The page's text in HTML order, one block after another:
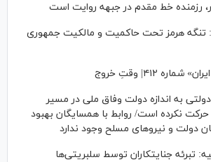
رزمنده خط مقدم در جبهه روایت است
تنگه هرمز تحت حاکمیت و مالکیت جمهوری
۴۱۲| وقتِ خروج
به اندازه دولت وفاق ملی در مسیر
نکرده است/ روابط با همسایگان بهبود
دولت و نیروهای مسلح وجود ندارد
تبرئه جنایتکاران توسط سلبریتی‌ها